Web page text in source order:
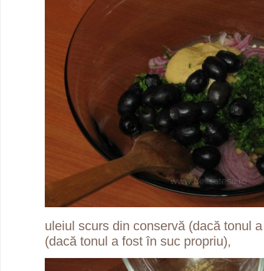
uleiul scurs din conservă (dacă tonul
(dacă tonul a fost în suc propriu),